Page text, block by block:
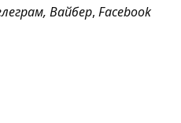
, Вайбер, Facebook